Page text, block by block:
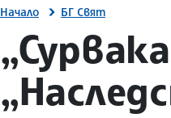
Начало БГ Свят
site.bta